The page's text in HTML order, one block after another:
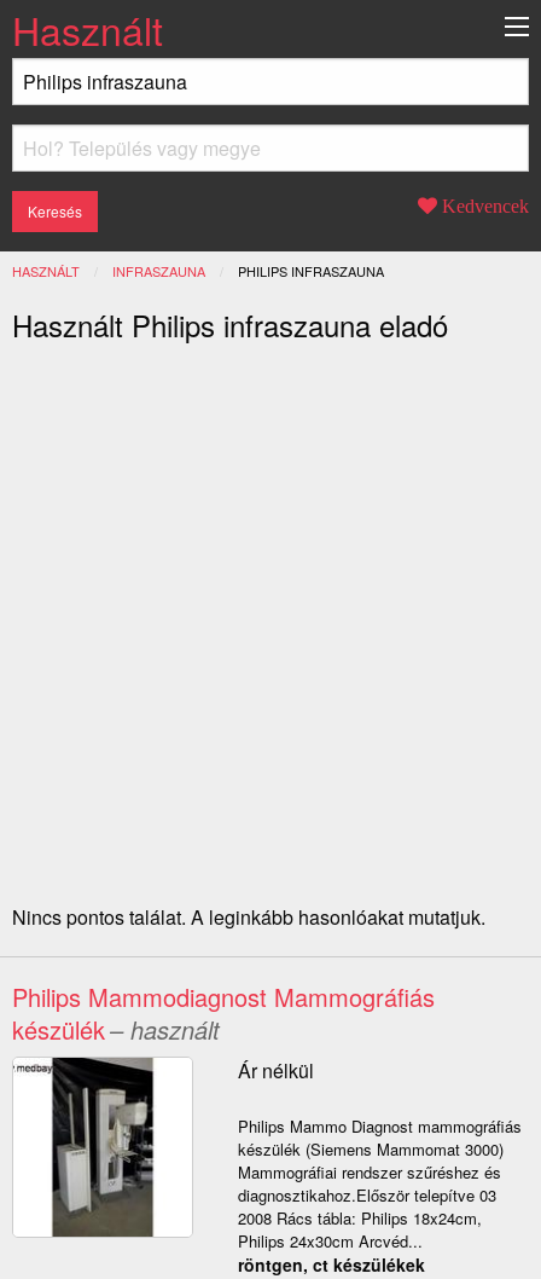
Használt
Kedvencek
HASZNÁLT INFRASZAUNA JELENLEGI:
PHILIPS INFRASZAUNA
Használt Philips infraszauna eladó
Nincs pontos találat. A leginkább hasonlóakat mutatjuk.
Philips Mammodiagnost Mammográfiás
készülék– használt
Ár nélkül
Philips Mammo Diagnost mammográfiás
készülék (Siemens Mammomat 3000)
Mammográfiai rendszer szűréshez és
diagnosztikahoz.Először telepítve 03
2008 Rács tábla: Philips 18x24cm,
Philips 24x30cm Arcvéd...
röntgen, ct készülékek